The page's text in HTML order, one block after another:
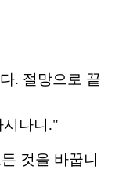
. 절망으로 끝
시나니."
것을 바꿉니